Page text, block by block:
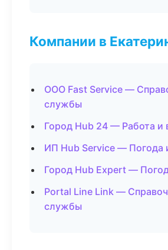
Компании в
ООО Fast Service —
службы
Город Hub 24 — Работа и
ИП Hub Service — Погода
Город Hub Expert —
Portal Line Link —
службы